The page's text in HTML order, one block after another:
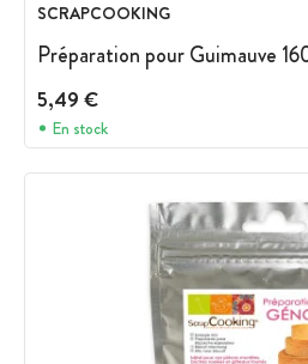
SCRAPCOOKING
Préparation pour Guimauve
5,49 €
En stock